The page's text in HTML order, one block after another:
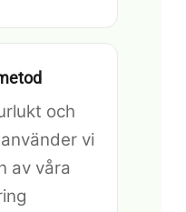
och
vi
av våra